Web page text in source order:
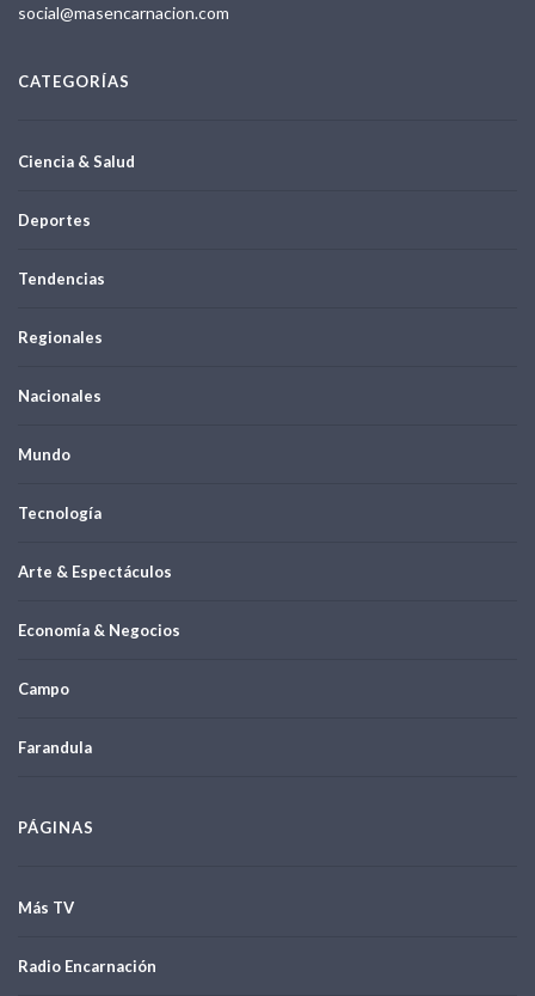
social@masencarnacion.com
CATEGORÍAS
Ciencia & Salud
Deportes
Tendencias
Regionales
Nacionales
Mundo
Tecnología
Arte & Espectáculos
Economía & Negocios
Campo
Farandula
PÁGINAS
Más TV
Radio Encarnación